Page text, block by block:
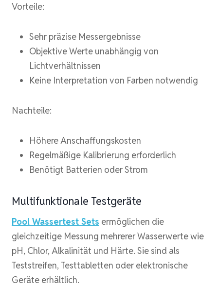
Vorteile:
Sehr präzise Messergebnisse
Objektive Werte unabhängig von
Lichtverhältnissen
Keine Interpretation von Farben notwendig
Nachteile:
Höhere Anschaffungskosten
Regelmäßige Kalibrierung erforderlich
Benötigt Batterien oder Strom
Multifunktionale Testgeräte
Pool Wassertest Sets ermöglichen die
gleichzeitige Messung mehrerer Wasserwerte wie
pH, Chlor, Alkalinität und Härte. Sie sind als
Teststreifen, Testtabletten oder elektronische
Geräte erhältlich.